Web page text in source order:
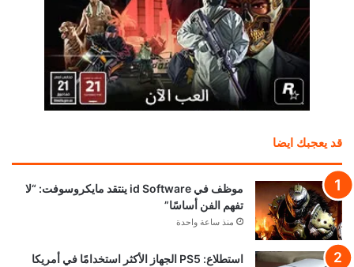
قد يعجبك ايضا
موظف في id Software ينتقد مايكروسوفت: “لا
تفهم الفن أساسًا”
منذ ساعة واحدة
استطلاع: PS5 الجهاز الأكثر استخدامًا في أمريكا